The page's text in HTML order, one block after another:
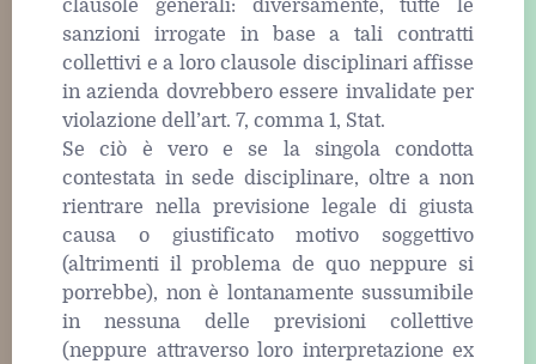
clausole generali: diversamente, tutte le
sanzioni irrogate in base a tali contratti
collettivi e a loro clausole disciplinari affisse
in azienda dovrebbero essere invalidate per
violazione dell’art. 7, comma 1, Stat.
Se ciò è vero e se la singola condotta
contestata in sede disciplinare, oltre a non
rientrare nella previsione legale di giusta
causa o giustificato motivo soggettivo
(altrimenti il problema de quo neppure si
porrebbe), non è lontanamente sussumibile
in nessuna delle previsioni collettive
(neppure attraverso loro interpretazione ex